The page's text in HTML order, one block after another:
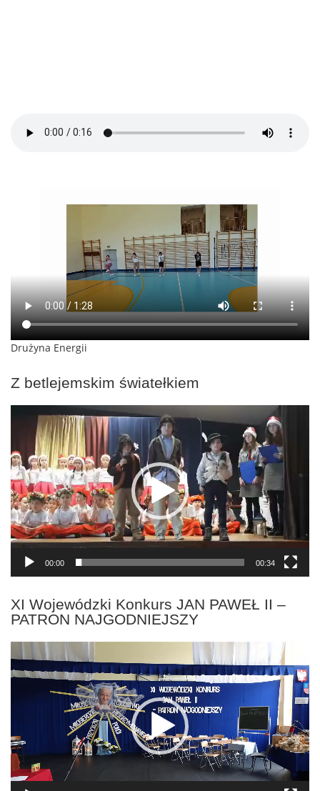
Drużyna Energii
Z betlejemskim światełkiem
Odtwarzacz
00:00 00:34
XI Wojewódzki Konkurs JAN PAWEŁ II –
PATRON NAJGODNIEJSZY
Odtwarzacz
video